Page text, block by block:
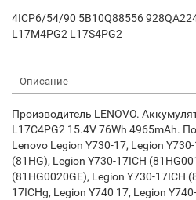
4ICP6/54/90 5B10Q88556
L17M4PG2 L17S4PG2
Описание
Производитель LENOVO.
L17C4PG2 15.4V 76Wh 4965mAh.
Lenovo Legion Y730-17, Legion
(81HG), Legion Y730-17ICH
(81HG0020GE), Legion Y730-17ICH
17ICHg, Legion Y740 17, Legion